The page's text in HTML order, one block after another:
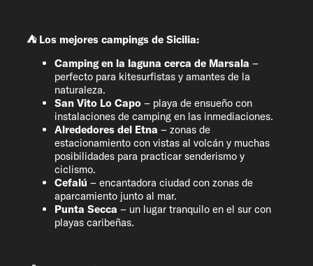
⛺ Los mejores campings de Sicilia:
Camping en la laguna cerca de Marsala –
perfecto para kitesurfistas y amantes de la
naturaleza.
San Vito Lo Capo – playa de ensueño con
instalaciones de camping en las inmediaciones.
Alrededores del Etna – zonas de
estacionamiento con vistas al volcán y muchas
posibilidades para practicar senderismo y
ciclismo.
Cefalú – encantadora ciudad con zonas de
aparcamiento junto al mar.
Punta Secca – un lugar tranquilo en el sur con
playas caribeñas.